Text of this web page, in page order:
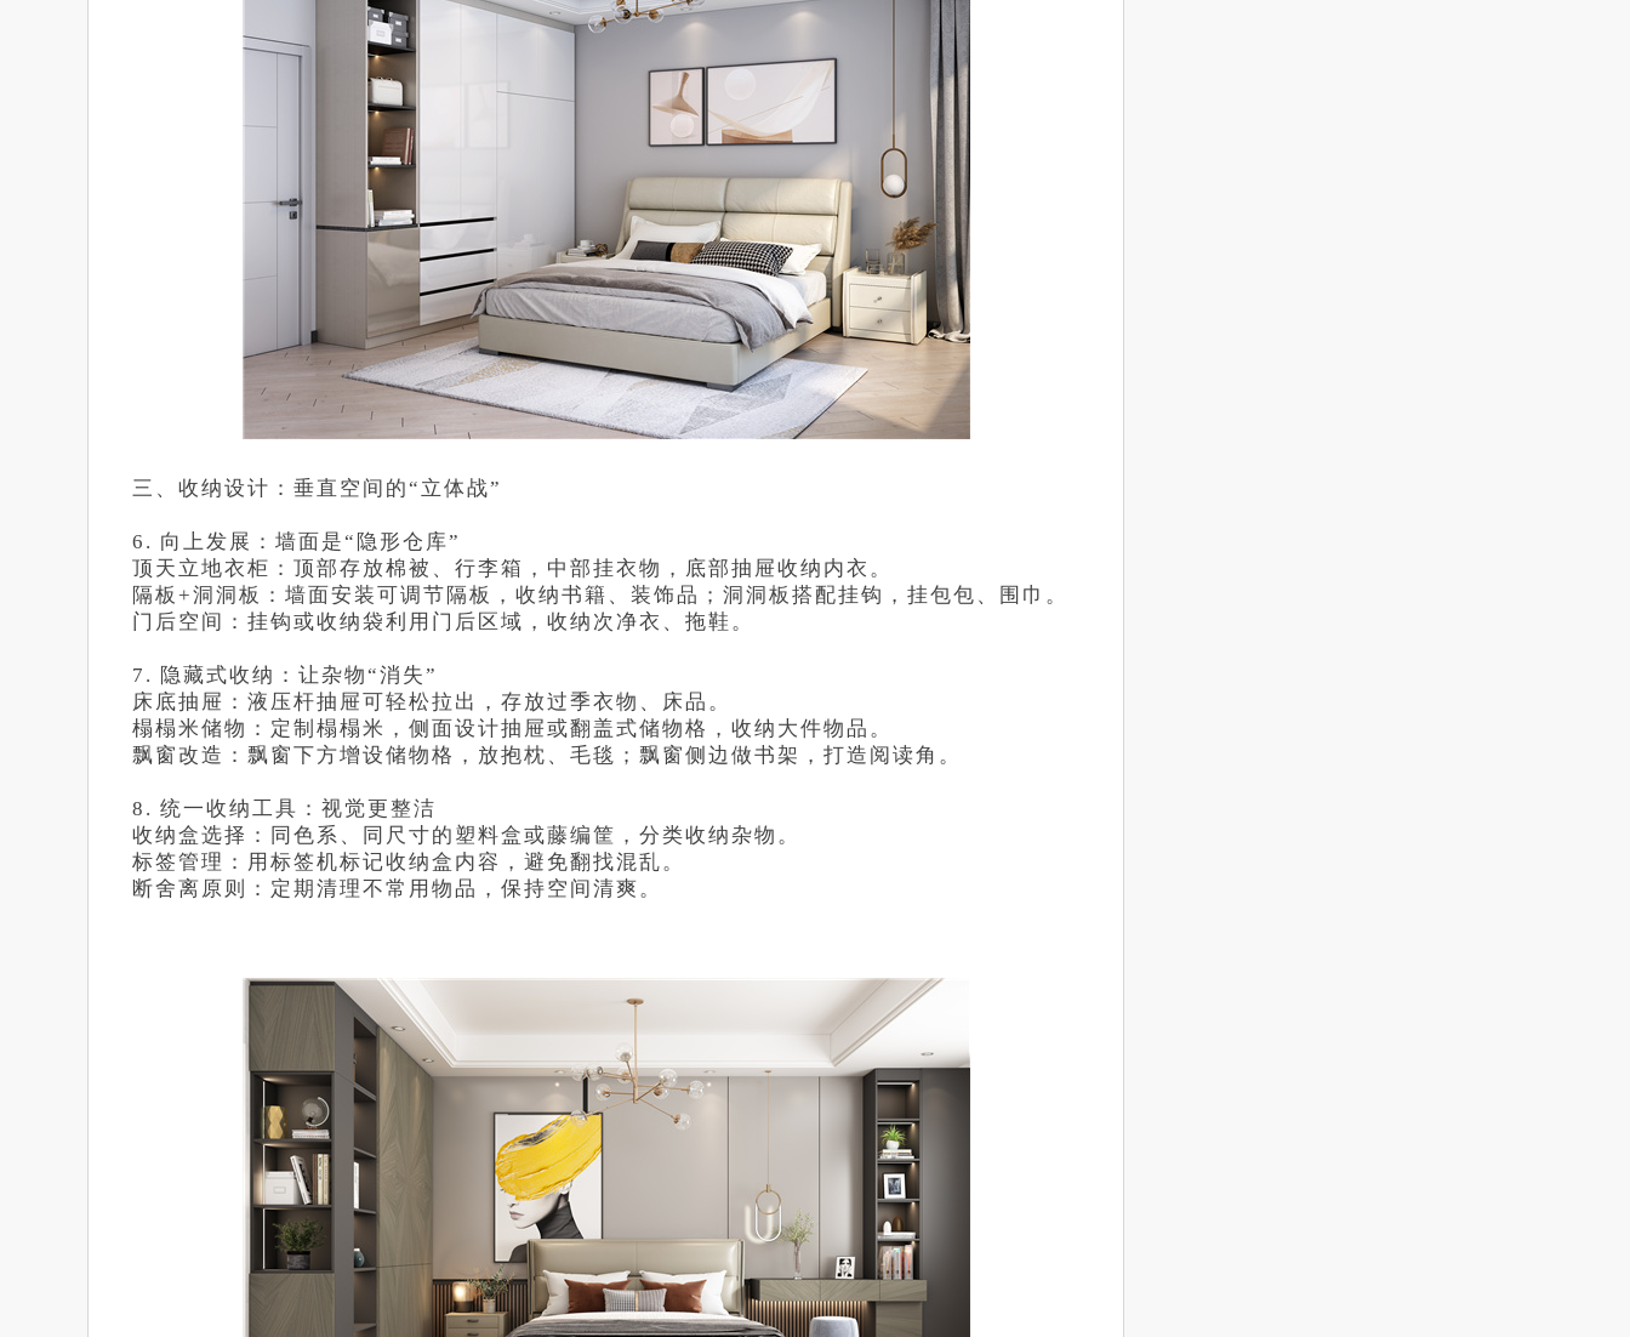
三、收纳设计：垂直空间的“立体战”
6. 向上发展：墙面是“隐形仓库”
顶天立地衣柜：顶部存放棉被、行李箱，中部挂衣物，底部抽屉收纳内衣。
隔板+洞洞板：墙面安装可调节隔板，收纳书籍、装饰品；洞洞板搭配挂钩，挂包包、围巾。
门后空间：挂钩或收纳袋利用门后区域，收纳次净衣、拖鞋。
7. 隐藏式收纳：让杂物“消失”
床底抽屉：液压杆抽屉可轻松拉出，存放过季衣物、床品。
榻榻米储物：定制榻榻米，侧面设计抽屉或翻盖式储物格，收纳大件物品。
飘窗改造：飘窗下方增设储物格，放抱枕、毛毯；飘窗侧边做书架，打造阅读角。
8. 统一收纳工具：视觉更整洁
收纳盒选择：同色系、同尺寸的塑料盒或藤编筐，分类收纳杂物。
标签管理：用标签机标记收纳盒内容，避免翻找混乱。
断舍离原则：定期清理不常用物品，保持空间清爽。